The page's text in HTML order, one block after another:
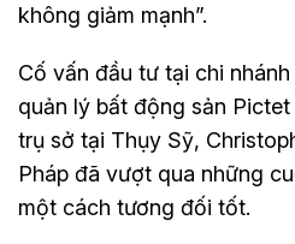
không giảm mạnh”.
Cố vấn đầu tư tại chi
quản lý bất động sản
trụ sở tại Thụy Sỹ,
Pháp đã vượt qua những
một cách tương đối tốt.